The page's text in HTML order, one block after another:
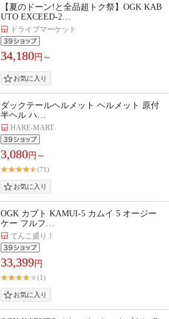
【夏のドーン!と全品超トク祭】OGK KAB
UTO EXCEED-2…
ドライブマーケット
34,180円～
ダックテールヘルメット ヘルメット 原付
半ヘル ハ…
HARE-MART
3,080円～
(71)
OGK カブト KAMUI-5 カムイ 5 オージー
ケー フルフ…
てんこ盛り！
33,399円
(1)